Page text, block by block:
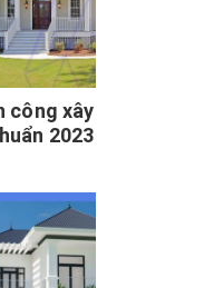
công xây
2023